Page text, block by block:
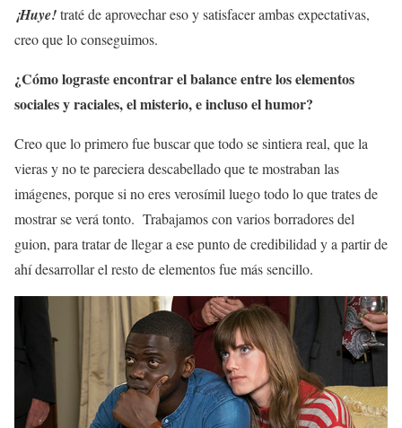
¡Huye!traté de aprovechar eso y satisfacer ambas expectativas,
creo que lo conseguimos.
¿Cómo lograste encontrar el balance entre los elementos
sociales y raciales, el misterio, e incluso el humor?
Creo que lo primero fue buscar que todo se sintiera real, que la
vieras y no te pareciera descabellado que te mostraban las
imágenes, porque si no eres verosímil luego todo lo que trates de
mostrar se verá tonto. Trabajamos con varios borradores del
guion, para tratar de llegar a ese punto de credibilidad y a partir de
ahí desarrollar el resto de elementos fue más sencillo.